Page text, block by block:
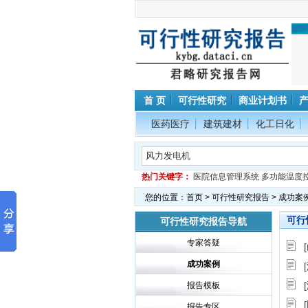
首 页 可行性研究 商业计划书
医药医疗 建筑建材 化工日化
热门关键字： 医院信息管理系统 多功能温度
您的位置： 首页> 可行性研究报告> 成功案
可行性研究报告导航
专家答疑
成功案例
报告模板
可行